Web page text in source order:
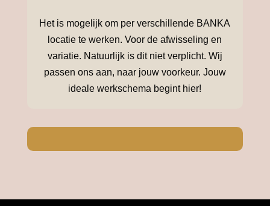
Het is mogelijk om per verschillende BANKA
locatie te werken. Voor de afwisseling en
variatie. Natuurlijk is dit niet verplicht. Wij
passen ons aan, naar jouw voorkeur. Jouw
ideale werkschema begint hier!